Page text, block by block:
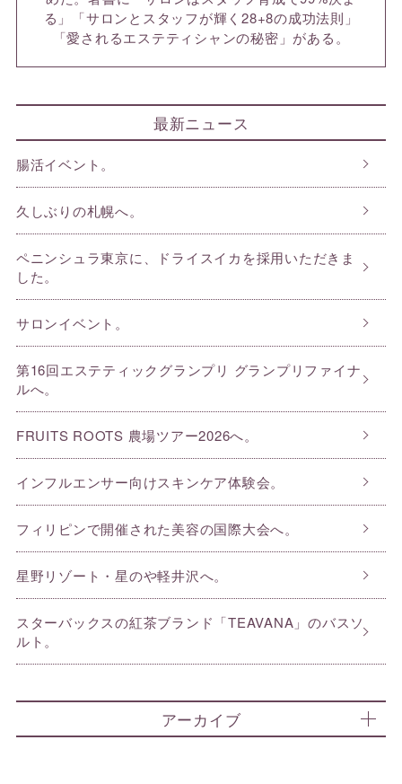
る」「サロンとスタッフが輝く28+8の成功法則」
「愛されるエステティシャンの秘密」がある。
最新ニュース
腸活イベント。
久しぶりの札幌へ。
ペニンシュラ東京に、ドライスイカを採用いただきま
した。
サロンイベント。
第16回エステティックグランプリ グランプリファイナ
ルへ。
FRUITS ROOTS 農場ツアー2026へ。
インフルエンサー向けスキンケア体験会。
フィリピンで開催された美容の国際大会へ。
星野リゾート・星のや軽井沢へ。
スターバックスの紅茶ブランド「TEAVANA」のバスソ
ルト。
アーカイブ